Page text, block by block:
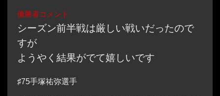
優勝者コメント
シーズン前半戦は厳しい戦いだったので
すが
ようやく結果がでて嬉しいです
♯75手塚祐弥選手